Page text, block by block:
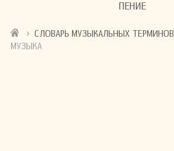
ПЕНИЕ
› СЛОВАРЬ МУЗЫКАЛЬНЫХ ТЕРМИНОВ
МУЗЫКА